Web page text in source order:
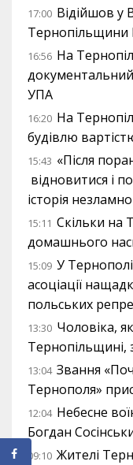
17:00 Відійшов у
16:56 На
УПА
16:20 На
будівлю
15:43 «Після
відновитися і
історія
15:11 Скільки на
домашнього
15:09 У
асоціації
польських
13:30 Чоловіка,
13:04 Звання
Тернополя»
12:04 Небесне
Богдан
09:10 Жителі